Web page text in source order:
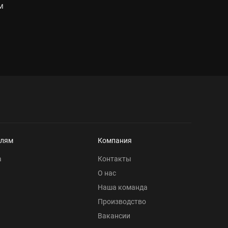
Компания
Контакты
О нас
Наша команда
Производство
Вакансии